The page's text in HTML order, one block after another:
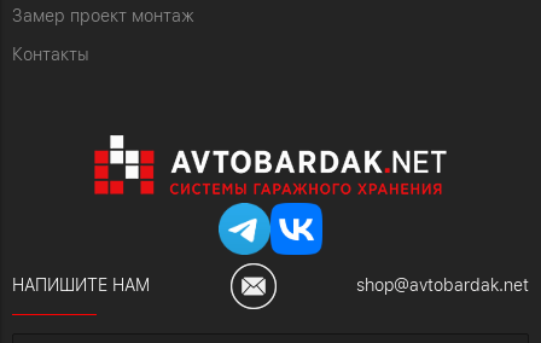
Замер проект монтаж
Контакты
НАПИШИТЕ НАМ shop@avtobardak.net